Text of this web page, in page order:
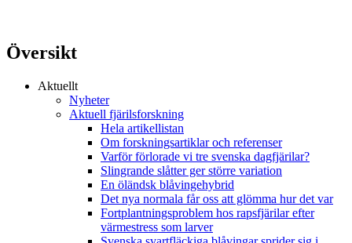
Översikt
Aktuellt
Nyheter
Aktuell fjärilsforskning
Hela artikellistan
Om forskningsartiklar och referenser
Varför förlorade vi tre svenska dagfjärilar?
Slingrande slåtter ger större variation
En öländsk blåvingehybrid
Det nya normala får oss att glömma hur det var
Fortplantningsproblem hos rapsfjärilar efter
värmestress som larver